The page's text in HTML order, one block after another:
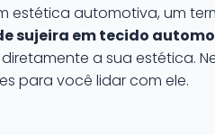
estética automotiva, um
sujeira em tecido
a sua estética.
para você lidar com ele.